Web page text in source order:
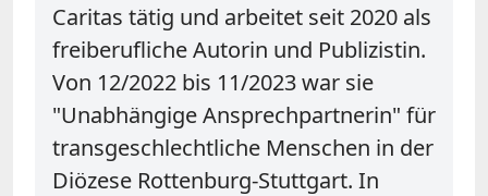
Caritas tätig und arbeitet seit 2020 als
freiberufliche Autorin und Publizistin.
Von 12/2022 bis 11/2023 war sie
"Unabhängige Ansprechpartnerin" für
transgeschlechtliche Menschen in der
Diözese Rottenburg-Stuttgart. In